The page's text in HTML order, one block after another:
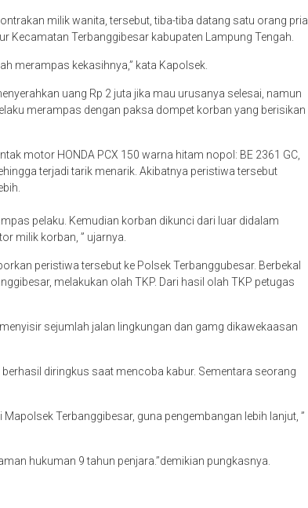
milik wanita, tersebut, tiba-tiba datang satu orang pria
Kecamatan Terbanggibesar kabupaten Lampung Tengah.
merampas kekasihnya,” kata Kapolsek.
uang Rp 2 juta jika mau urusanya selesai, namun
merampas dengan paksa dompet korban yang berisikan
motor HONDA PCX 150 warna hitam nopol: BE 2361 GC,
terjadi tarik menarik. Akibatnya peristiwa tersebut
pelaku. Kemudian korban dikunci dari luar didalam
milik korban, ” ujarnya.
peristiwa tersebut ke Polsek Terbanggubesar. Berbekal
melakukan olah TKP. Dari hasil olah TKP petugas
sejumlah jalan lingkungan dan gamg dikawekaasan
diringkus saat mencoba kabur. Sementara seorang
Terbanggibesar, guna pengembangan lebih lanjut, ”
hukuman 9 tahun penjara.’’demikian pungkasnya.